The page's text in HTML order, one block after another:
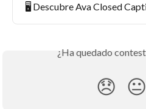
🖥 Descubre Ava Closed
¿Ha quedado
😞 😐